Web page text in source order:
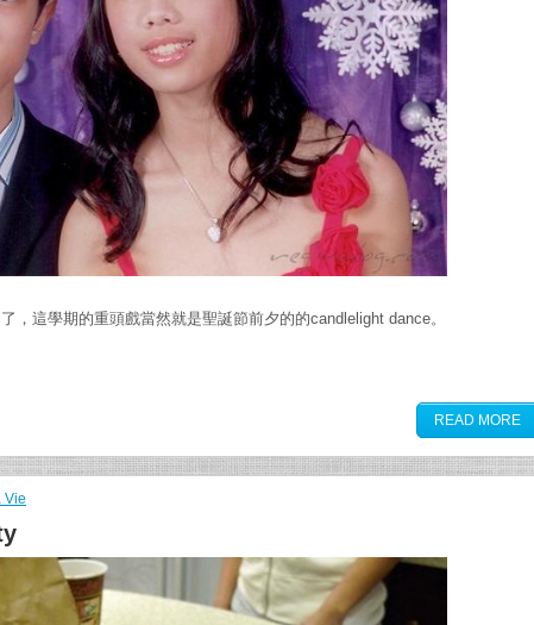
，這學期的重頭戲當然就是聖誕節前夕的的candlelight dance。
READ MORE
Vie